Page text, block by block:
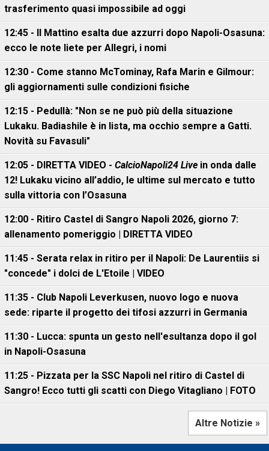
trasferimento quasi impossibile ad oggi
12:45 - Il Mattino esalta due azzurri dopo Napoli-Osasuna:
ecco le note liete per Allegri, i nomi
12:30 - Come stanno McTominay, Rafa Marin e Gilmour:
gli aggiornamenti sulle condizioni fisiche
12:15 - Pedullà: "Non se ne può più della situazione
Lukaku. Badiashile è in lista, ma occhio sempre a Gatti.
Novità su Favasuli"
12:05 - DIRETTA VIDEO - CalcioNapoli24 Live in onda dalle
12! Lukaku vicino all’addio, le ultime sul mercato e tutto
sulla vittoria con l’Osasuna
12:00 - Ritiro Castel di Sangro Napoli 2026, giorno 7:
allenamento pomeriggio | DIRETTA VIDEO
11:45 - Serata relax in ritiro per il Napoli: De Laurentiis si
"concede" i dolci de L'Etoile | VIDEO
11:35 - Club Napoli Leverkusen, nuovo logo e nuova
sede: riparte il progetto dei tifosi azzurri in Germania
11:30 - Lucca: spunta un gesto nell'esultanza dopo il gol
in Napoli-Osasuna
11:25 - Pizzata per la SSC Napoli nel ritiro di Castel di
Sangro! Ecco tutti gli scatti con Diego Vitagliano | FOTO
Altre Notizie »